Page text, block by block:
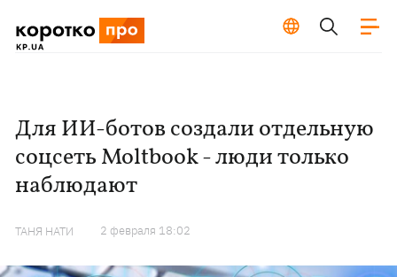
Для ИИ-ботов создали отдельную
соцсеть Moltbook - люди только
наблюдают
ТАНЯ НАТИ 2 февраля 18:02